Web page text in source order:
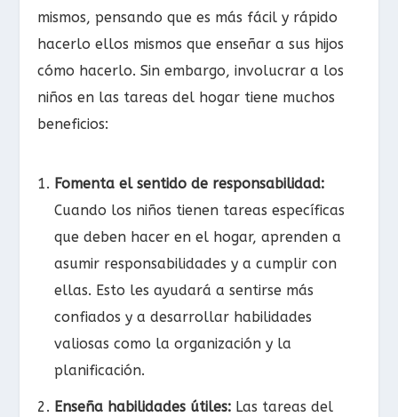
mismos, pensando que es más fácil y rápido
hacerlo ellos mismos que enseñar a sus hijos
cómo hacerlo. Sin embargo, involucrar a los
niños en las tareas del hogar tiene muchos
beneficios:
Fomenta el sentido de responsabilidad:
Cuando los niños tienen tareas específicas
que deben hacer en el hogar, aprenden a
asumir responsabilidades y a cumplir con
ellas. Esto les ayudará a sentirse más
confiados y a desarrollar habilidades
valiosas como la organización y la
planificación.
Enseña habilidades útiles:Las tareas del